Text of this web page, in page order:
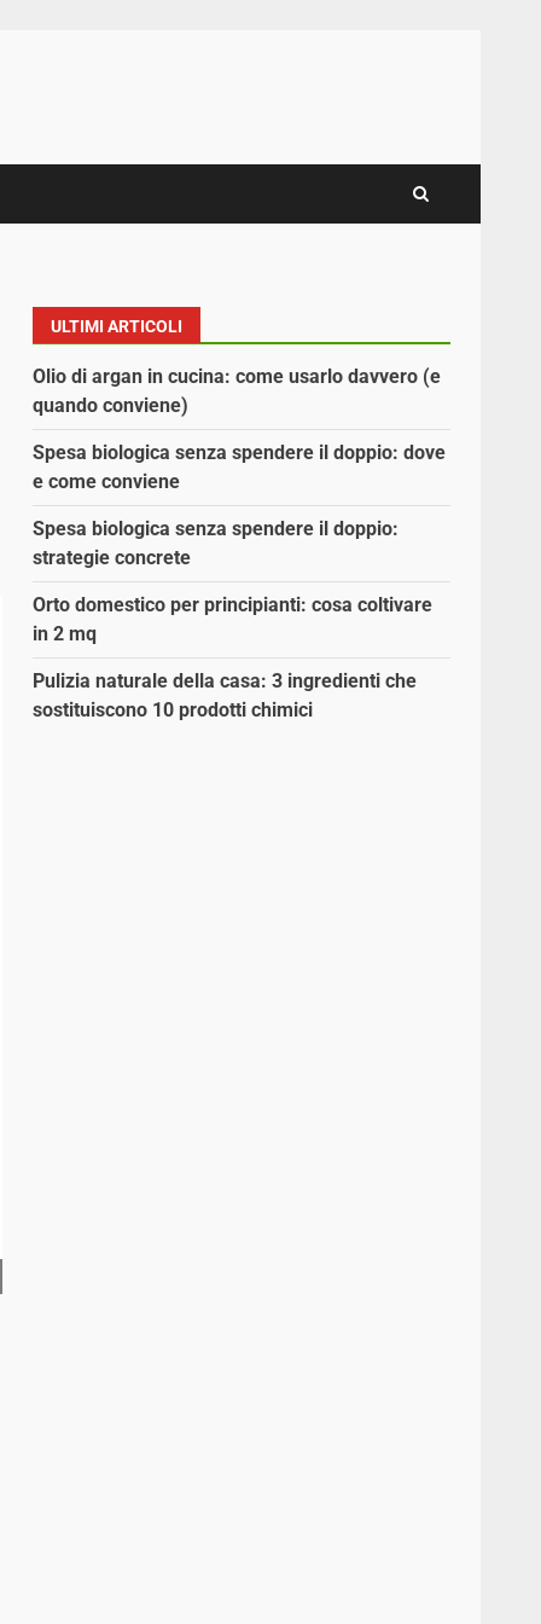
ULTIMI ARTICOLI
Olio di argan in cucina: come usarlo davvero (e
quando conviene)
Spesa biologica senza spendere il doppio: dove
e come conviene
Spesa biologica senza spendere il doppio:
strategie concrete
Orto domestico per principianti: cosa coltivare
in 2 mq
Pulizia naturale della casa: 3 ingredienti che
sostituiscono 10 prodotti chimici